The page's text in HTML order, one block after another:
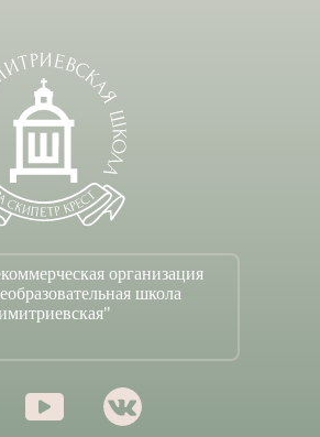
организация
школа